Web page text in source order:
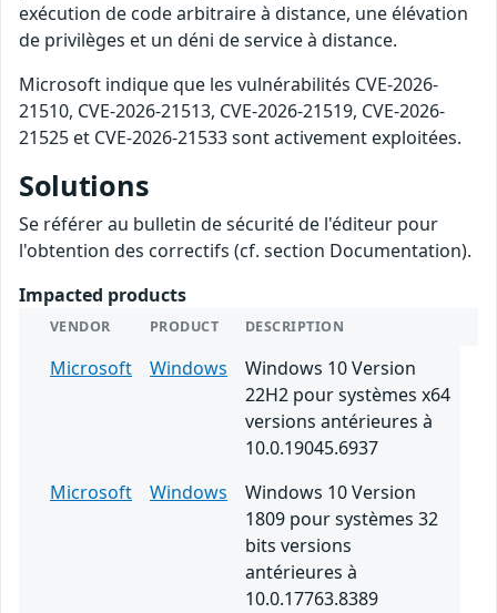
exécution de code arbitraire à distance, une élévation
de privilèges et un déni de service à distance.
Microsoft indique que les vulnérabilités CVE-2026-
21510, CVE-2026-21513, CVE-2026-21519, CVE-2026-
21525 et CVE-2026-21533 sont activement exploitées.
Solutions
Se référer au bulletin de sécurité de l'éditeur pour
l'obtention des correctifs (cf. section Documentation).
Impacted products
VENDOR PRODUCT DESCRIPTION
Microsoft Windows
Windows 10 Version
22H2 pour systèmes x64
versions antérieures à
10.0.19045.6937
Microsoft
Windows
Windows 10 Version
1809 pour systèmes 32
bits versions
antérieures à
10.0.17763.8389